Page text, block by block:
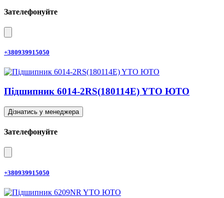
Зателефонуйте
+380939915050
Підшипник 6014-2RS(180114E) YTO ЮТО
Дізнатись у менеджера
Зателефонуйте
+380939915050